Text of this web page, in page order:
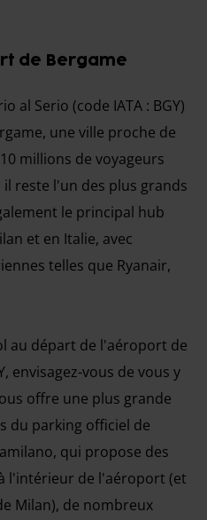
de Bergame
al Serio (code IATA : BGY)
une ville proche de
millions de voyageurs
reste l'un des plus grands
le principal hub
et en Italie, avec
telles que Ryanair,
au départ de l'aéroport de
envisagez-vous de vous y
offre une plus grande
du parking officiel de
qui propose des
l'intérieur de l'aéroport (et
Milan), de nombreux